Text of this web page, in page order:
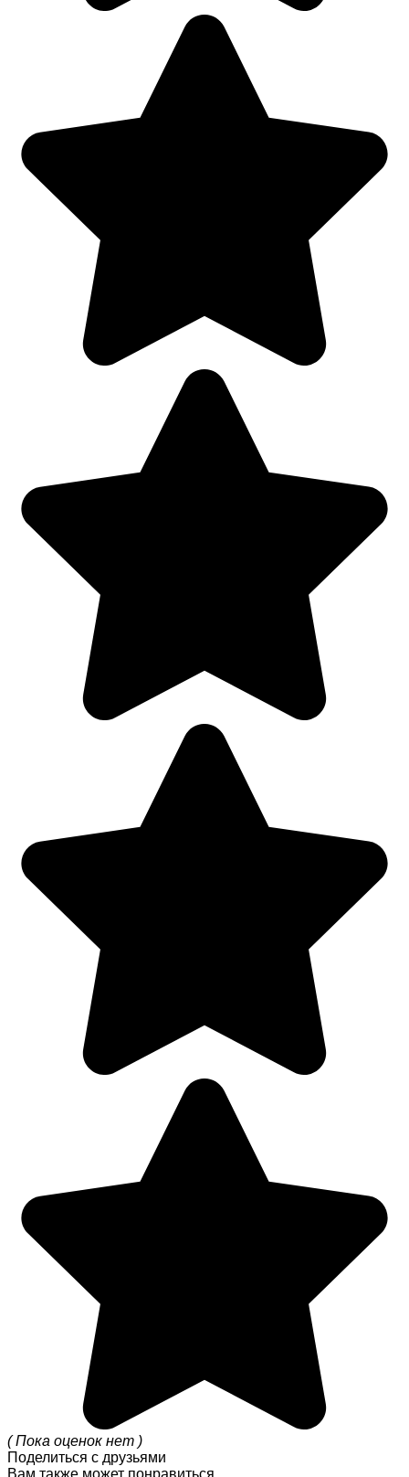
( Пока оценок нет )
Поделиться с друзьями